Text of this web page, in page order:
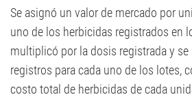
Se asignó un valor de mercado por
uno de los herbicidas registrados en
multiplicó por la dosis registrada y
registros para cada uno de los lotes,
costo total de herbicidas de cada